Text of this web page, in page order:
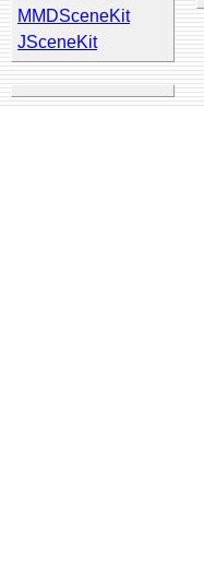
MMDSceneKit
JSceneKit